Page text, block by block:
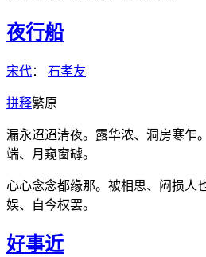
夜行船
宋代： 石孝友
拼释繁原
漏永迢迢清夜。露华浓、洞房寒乍
端、月窥窗罅。
心心念念都缘那。被相思、闷损人
娱、自今权罢。
好事近